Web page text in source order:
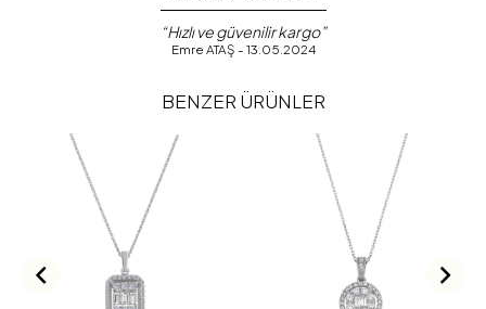
“Hızlı ve güvenilir kargo”
Emre ATAŞ - 13.05.2024
BENZER ÜRÜNLER